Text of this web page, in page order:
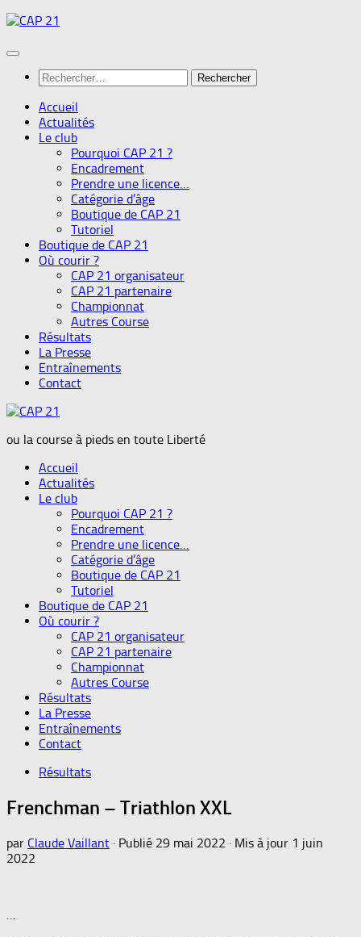
Skip
content
Rechercher :
Accueil
Actualités
Le club
Pourquoi CAP 21 ?
Encadrement
Prendre une licence…
Catégorie d’âge
Boutique de CAP 21
Tutoriel
Boutique de CAP 21
Où courir ?
CAP 21 organisateur
CAP 21 partenaire
Championnat
Autres Course
Résultats
La Presse
Entraînements
Contact
ou la course à pieds en toute Liberté
Accueil
Actualités
Le club
Pourquoi CAP 21 ?
Encadrement
Prendre une licence…
Catégorie d’âge
Boutique de CAP 21
Tutoriel
Boutique de CAP 21
Où courir ?
CAP 21 organisateur
CAP 21 partenaire
Championnat
Autres Course
Résultats
La Presse
Entraînements
Contact
Résultats
Frenchman – Triathlon XXL
par Claude Vaillant · Publié 29 mai 2022 · Mis à jour 1 juin
2022
…